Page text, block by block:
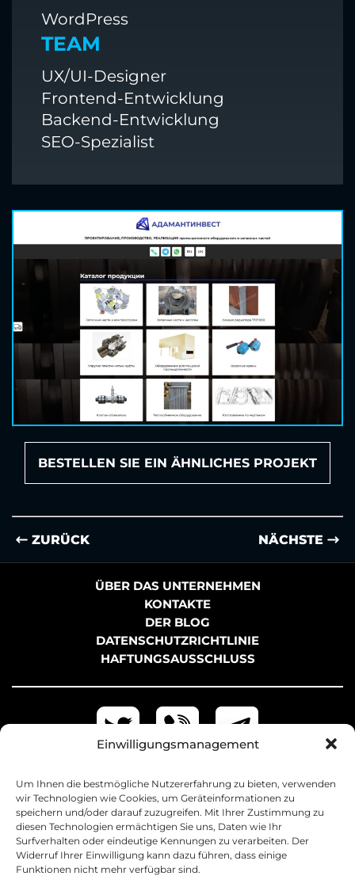
Einwilligungsmanagement
Um Ihnen die bestmögliche Nutzererfahrung zu bieten, verwenden
wir Technologien wie Cookies, um Geräteinformationen zu
speichern und/oder darauf zuzugreifen. Mit Ihrer Zustimmung zu
diesen Technologien ermächtigen Sie uns, Daten wie Ihr
Surfverhalten oder eindeutige Kennungen zu verarbeiten. Der
Widerruf Ihrer Einwilligung kann dazu führen, dass einige
Funktionen nicht mehr verfügbar sind.
WordPress
TEAM
UX/UI-Designer
Frontend-Entwicklung
Backend-Entwicklung
SEO-Spezialist
BESTELLEN SIE EIN ÄHNLICHES PROJEKT
ZURÜCK NÄCHSTE
ÜBER DAS UNTERNEHMEN
KONTAKTE
DER BLOG
DATENSCHUTZRICHTLINIE
HAFTUNGSAUSSCHLUSS